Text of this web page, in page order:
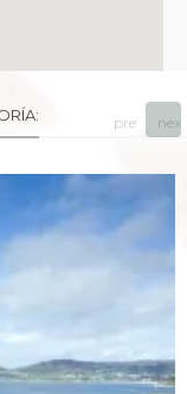
prev next